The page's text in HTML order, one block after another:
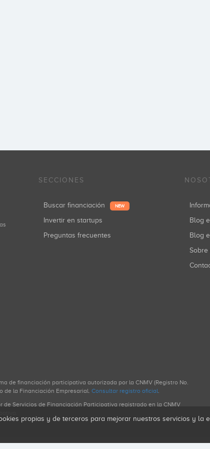
SECCIONES
Buscar financiación NEW
Invertir en startups
Preguntas frecuentes
Blog
Blog
de financiación participativa autorizada por la CNMV (Registro No.
de la Financiación Empresarial. Consultar registro oficial.
de Servicios de Financiación Participativa registrado en la CNMV
propias y de terceros para mejorar nuestros servicios y la